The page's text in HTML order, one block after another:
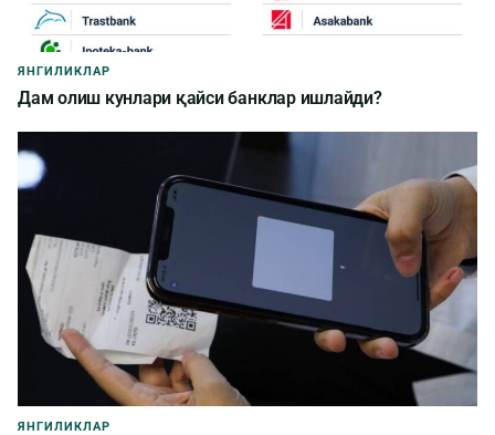
ЯНГИЛИКЛАР
Дам олиш кунлари қайси банклар ишлайди?
ЯНГИЛИКЛАР